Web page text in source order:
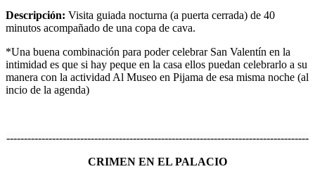
Descripción: Visita guiada nocturna (a puerta cerrada) de 40
minutos acompañado de una copa de cava.
*Una buena combinación para poder celebrar San Valentín en la
intimidad es que si hay peque en la casa ellos puedan celebrarlo a su
manera con la actividad Al Museo en Pijama de esa misma noche (al
incio de la agenda)
--------------------------------------------------------------------------------------
CRIMEN EN EL PALACIO